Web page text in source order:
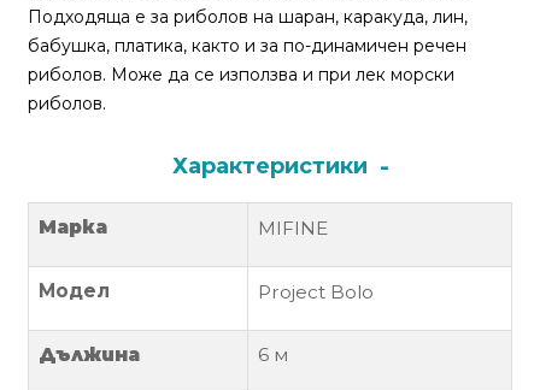
За
нас
доставка
Подходяща е за риболов на шаран, каракуда, лин,
бабушка, платика, както и за по-динамичен речен
риболов. Може да се използва и при лек морски
риболов.
Характеристики
Марка MIFINE
Модел Project Bolo
Дължина 6 м